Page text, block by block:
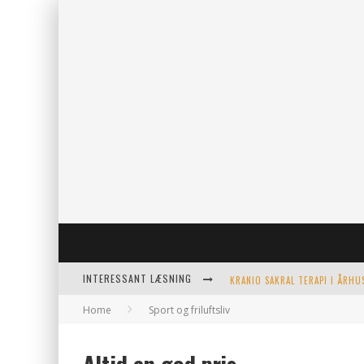
INTERESSANT LÆSNING
Home Sport og friluftsliv